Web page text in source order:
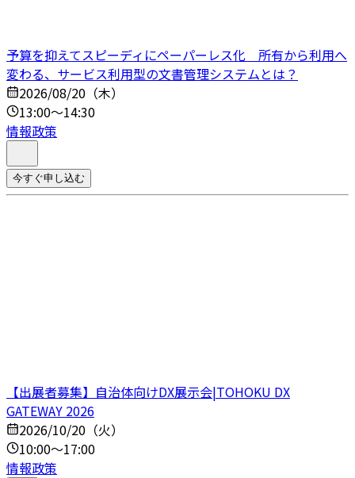
予算を抑えてスピーディにペーパーレス化 所有から利用へ
変わる、サービス利用型の文書管理システムとは？
2026/08/20（木）
13:00～14:30
情報政策
今すぐ申し込む
【出展者募集】自治体向けDX展示会|TOHOKU DX
GATEWAY 2026
2026/10/20（火）
10:00～17:00
情報政策